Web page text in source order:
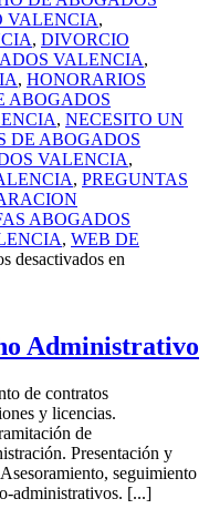
VALENCIA,
, DIVORCIO
VALENCIA,
, HONORARIOS
ABOGADOS
, NECESITO UN
DE ABOGADOS
VALENCIA,
, PREGUNTAS
ABOGADOS
, WEB DE
desactivados en
Administrativo
de contratos
y licencias.
de
Presentación y
seguimiento
administrativos. [...]